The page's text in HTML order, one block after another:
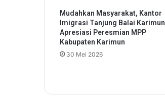
5
,
S
k
Mudahkan Masyarakat, Kantor
Imigrasi Tanjung Balai Karimun
Apresiasi Peresmian MPP
Kabupaten Karimun
30 Mei 2026